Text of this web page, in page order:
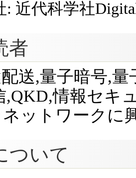
: 近代科学社
者
送,量子暗号,
,QKD,情報セキ
ットワークに
ついて